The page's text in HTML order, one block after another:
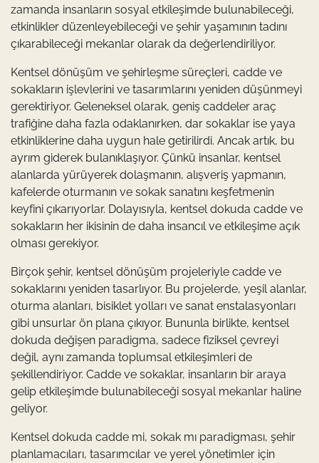
zamanda insanların sosyal etkileşimde bulunabileceği,
etkinlikler düzenleyebileceği ve şehir yaşamının tadını
çıkarabileceği mekanlar olarak da değerlendiriliyor.
Kentsel dönüşüm ve şehirleşme süreçleri, cadde ve
sokakların işlevlerini ve tasarımlarını yeniden düşünmeyi
gerektiriyor. Geleneksel olarak, geniş caddeler araç
trafiğine daha fazla odaklanırken, dar sokaklar ise yaya
etkinliklerine daha uygun hale getirilirdi. Ancak artık, bu
ayrım giderek bulanıklaşıyor. Çünkü insanlar, kentsel
alanlarda yürüyerek dolaşmanın, alışveriş yapmanın,
kafelerde oturmanın ve sokak sanatını keşfetmenin
keyfini çıkarıyorlar. Dolayısıyla, kentsel dokuda cadde ve
sokakların her ikisinin de daha insancıl ve etkileşime açık
olması gerekiyor.
Birçok şehir, kentsel dönüşüm projeleriyle cadde ve
sokaklarını yeniden tasarlıyor. Bu projelerde, yeşil alanlar,
oturma alanları, bisiklet yolları ve sanat enstalasyonları
gibi unsurlar ön plana çıkıyor. Bununla birlikte, kentsel
dokuda değişen paradigma, sadece fiziksel çevreyi
değil, aynı zamanda toplumsal etkileşimleri de
şekillendiriyor. Cadde ve sokaklar, insanların bir araya
gelip etkileşimde bulunabileceği sosyal mekanlar haline
geliyor.
Kentsel dokuda cadde mi, sokak mı paradigması, şehir
planlamacıları, tasarımcılar ve yerel yönetimler için